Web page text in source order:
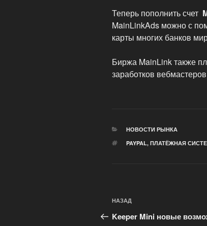
Теперь пополнить счет
MainLinkAds можно с
карты многих банков
Биржа MainLink также
заработков
РУБРИКИ
НОВОСТИ РЫНКА
МЕТКИ
PAYPAL, ПЛАТЁЖНАЯ
Навигация
по
Предыдущая
запись:
НАЗАД
Keeper Mini новые